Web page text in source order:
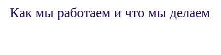
Как мы работаем и что мы делаем